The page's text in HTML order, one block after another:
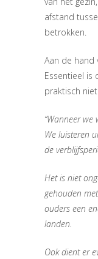
afstand
betrokken.
Aan de
Essentieel is
praktisch
“Wanneer
We luisteren
de
Het is niet
gehouden
ouders een
landen.
Ook dient er